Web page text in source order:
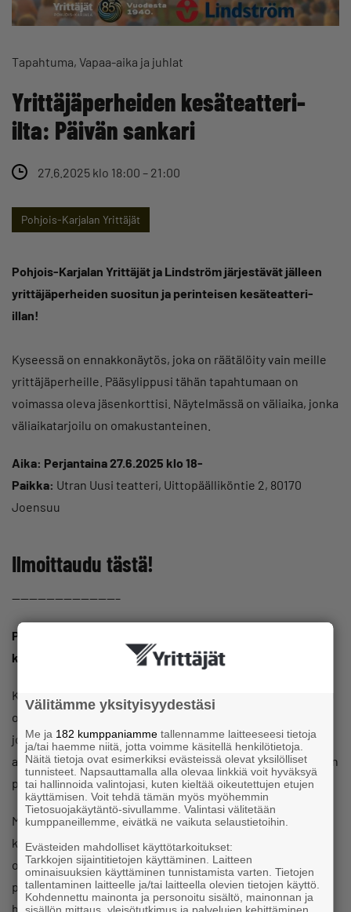
Tapahtuma Vapaa-aika ja juhlat
Yrittäjäperheiden kesäteatteri-
ilta: Päivän sankari
27.6.2025 klo 18:00 – 21:00
Pohjois-Karjalan Yrittäjät
Pohjois-Karjalan Yrittäjät ja Lindström järjestävät jälleen
yrittäjäperheiden suositun ja perinteisen kesäteatteri-
illan!
Kyseessä on ennakkonäytös, joka on räätälöity vain meille
yrittäjäperheille. Pääsylippusi tähän tapahtumaan on
voimassa oleva jäsenkorttisi. Näytelmässä on väliaika, jonka
väliaikatarjoilu on omakustanteinen.
Aika: Perjantaina 27.6.2025 klo 18-
Paikka: Utran Uusi teatteri, Uittopäälliköntie 2, 80170
Joensuu
Ilmoittaudu tästä!
————————————–
Päivän sankari – komediaa elämän juhlista ja
kommelluksista
Kun omalla työllään vaurastunut mies täyttää 60 vuotta,
onhan se juhlan paikka. Varsinkin kun kyseessä on mies,
joka on pyörittänyt enemmän kuin virvelin kelaa ja
ansainnut (ainakin omasta mielestään) niin juhlapuheet kuin
prenikatkin.
Mutta mitä tapahtuu, kun juhlakansaa ei näy? Kutsut ehkä
katosivat postissa… tai löytyykö syy sittenkin miehen
omasta peilikuvasta? Onneksi rahalla saa vaikka mitä – ja
päivänsankarista tulee päivän sankari, keinolla millä
hyvänsä.
Välitämme yksityisyydestäsi
Me ja 182 kumppaniamme tallennamme laitteeseesi tietoja
ja/tai haemme niitä, jotta voimme käsitellä henkilötietoja.
Näitä tietoja ovat esimerkiksi evästeissä olevat yksilölliset
tunnisteet. Napsauttamalla alla olevaa linkkiä voit hyväksyä
tai hallinnoida valintojasi, kuten kieltää oikeutettujen etujen
käyttämisen. Voit tehdä tämän myös myöhemmin
Tietosuojakäytäntö-sivullamme. Valintasi välitetään
kumppaneillemme, eivätkä ne vaikuta selaustietoihin.
Evästeiden mahdolliset käyttötarkoitukset:
Tarkkojen sijaintitietojen käyttäminen. Laitteen
ominaisuuksien käyttäminen tunnistamista varten. Tietojen
tallentaminen laitteelle ja/tai laitteella olevien tietojen käyttö.
Kohdennettu mainonta ja personoitu sisältö, mainonnan ja
sisällön mittaus, yleisötutkimus ja palvelujen kehittäminen .